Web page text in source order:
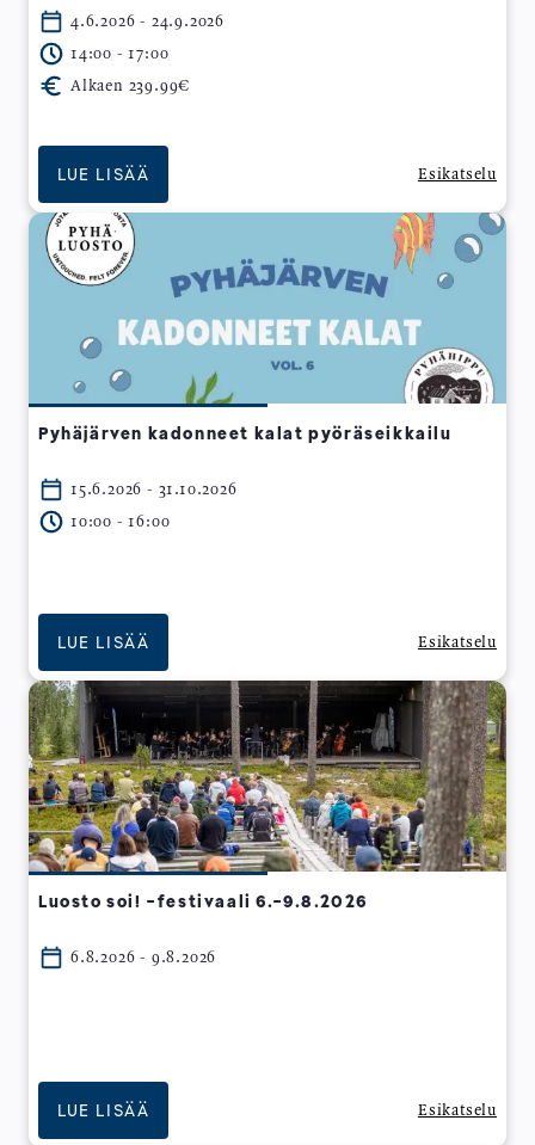
4.6.2026 - 24.9.2026
14:00 - 17:00
Alkaen 239.99€
LUE LISÄÄ Esikatselu
Pyhäjärven kadonneet kalat pyöräseikkailu
15.6.2026 - 31.10.2026
10:00 - 16:00
LUE LISÄÄ Esikatselu
Luosto soi! -festivaali 6.-9.8.2026
6.8.2026 - 9.8.2026
LUE LISÄÄ Esikatselu